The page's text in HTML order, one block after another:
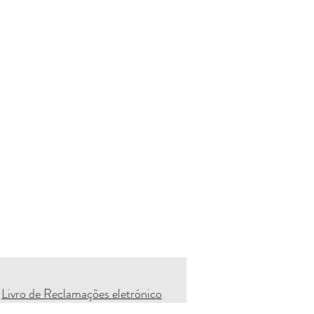
Livro de Reclamações eletrónico